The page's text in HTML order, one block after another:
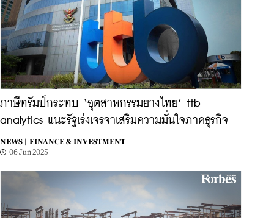
ภาษีทรัมป์กระทบ ‘อุตสาหกรรมยางไทย’ ttb
analytics แนะรัฐเร่งเจรจาเสริมความมั่นใจภาคธุรกิจ
NEWS |
FINANCE & INVESTMENT
06 Jun 2025